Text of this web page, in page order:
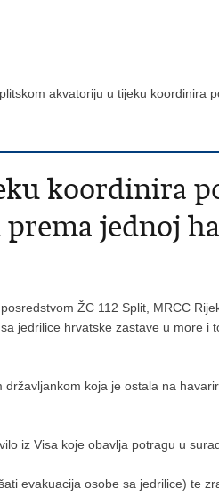
akvatoriju u tijeku koordinira
koordinira
jednoj
ŽC 112 Split, MRCC
jedrilice hrvatske zastave u more
koja je ostala na
iz Visa koje obavlja potragu u
evakuacija osobe sa jedrilice) te